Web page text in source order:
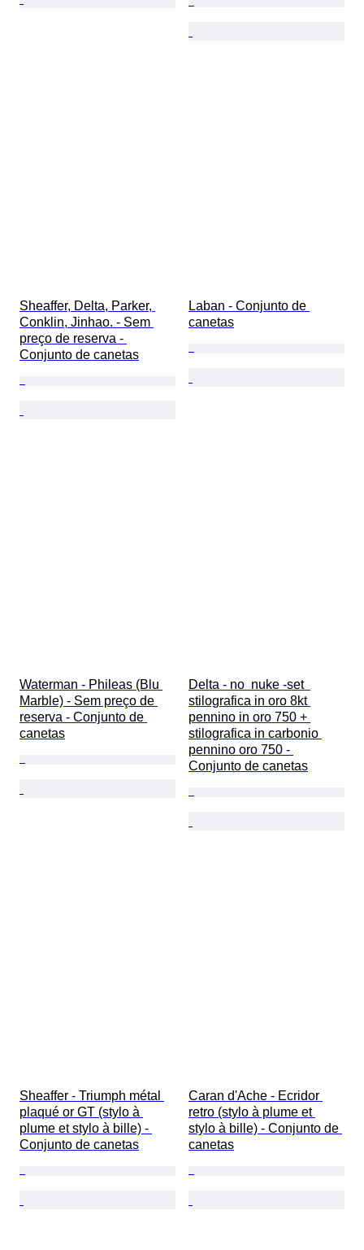
Sheaffer, Delta, Parker,
Conklin, Jinhao. - Sem
preço de reserva -
Conjunto de canetas
Laban - Conjunto de
canetas
Waterman - Phileas (Blu
Marble) - Sem preço de
reserva - Conjunto de
canetas
Delta - no  nuke -set
stilografica in oro 8kt
pennino in oro 750 +
stilografica in carbonio
pennino oro 750 -
Conjunto de canetas
Sheaffer - Triumph métal
plaqué or GT (stylo à
plume et stylo à bille) -
Conjunto de canetas
Caran d'Ache - Ecridor
retro (stylo à plume et
stylo à bille) - Conjunto de
canetas